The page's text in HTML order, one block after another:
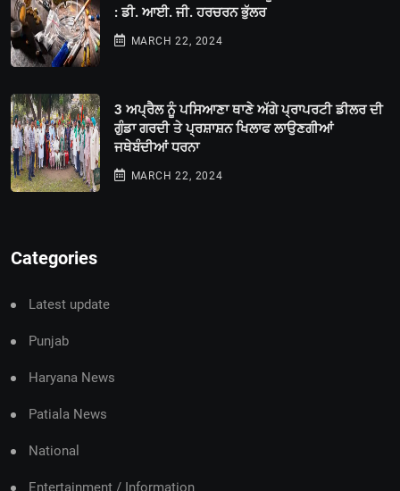
: ਡੀ. ਆਈ. ਜੀ. ਹਰਚਰਨ ਭੁੱਲਰ
MARCH 22, 2024
3 ਅਪ੍ਰੈਲ ਨੂੰ ਪਸਿਆਣਾ ਥਾਣੇ ਅੱਗੇ ਪ੍ਰਾਪਰਟੀ ਡੀਲਰ ਦੀ
ਗੁੰਡਾ ਗਰਦੀ ਤੇ ਪ੍ਰਸ਼ਾਸ਼ਨ ਖਿਲਾਫ ਲਾਉਣਗੀਆਂ
ਜਥੇਬੰਦੀਆਂ ਧਰਨਾ
MARCH 22, 2024
Categories
Latest update
Punjab
Haryana News
Patiala News
National
Entertainment / Information